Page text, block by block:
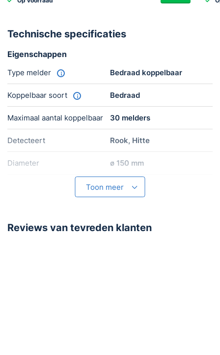
Technische specificaties
Eigenschappen
Type melder Bedraad koppelbaar
Koppelbaar soort Bedraad
Maximaal aantal koppelbaar 30 melders
Detecteert Rook, Hitte
Diameter ø 150 mm
NEN-EN 14604
Toon meer
Reviews van tevreden klanten